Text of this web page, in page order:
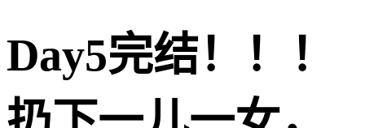
Day5完结！！！